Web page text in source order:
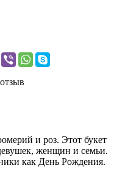
и роз. Этот букет
женщин и семьи.
как День Рождения.